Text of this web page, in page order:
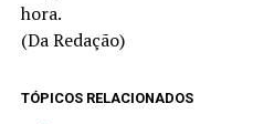
hora.
(Da Redação)
TÓPICOS RELACIONADOS